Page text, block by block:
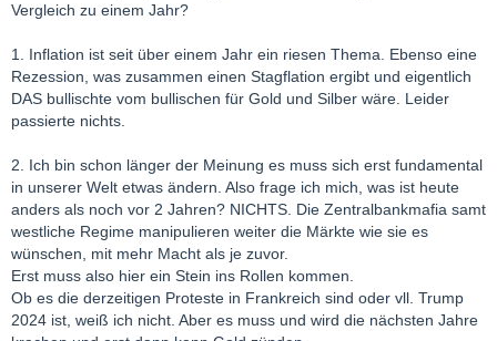
Vergleich zu einem Jahr?
1. Inflation ist seit über einem Jahr ein riesen Thema. Ebenso eine
Rezession, was zusammen einen Stagflation ergibt und eigentlich
DAS bullischte vom bullischen für Gold und Silber wäre. Leider
passierte nichts.
2. Ich bin schon länger der Meinung es muss sich erst fundamental
in unserer Welt etwas ändern. Also frage ich mich, was ist heute
anders als noch vor 2 Jahren? NICHTS. Die Zentralbankmafia samt
westliche Regime manipulieren weiter die Märkte wie sie es
wünschen, mit mehr Macht als je zuvor.
Erst muss also hier ein Stein ins Rollen kommen.
Ob es die derzeitigen Proteste in Frankreich sind oder vll. Trump
2024 ist, weiß ich nicht. Aber es muss und wird die nächsten Jahre